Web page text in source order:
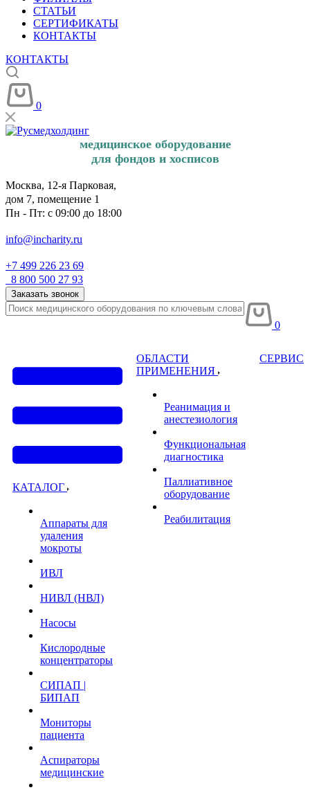
СТАТЬИ
СЕРТИФИКАТЫ
КОНТАКТЫ
КОНТАКТЫ
0
медицинское оборудование
для фондов и хосписов
Москва, 12-я Парковая,
дом 7, помещение 1
Пн - Пт: с 09:00 до 18:00
info@incharity.ru
+7 499 226 23 69
8 800 500 27 93
Заказать звонок
0
КАТАЛОГ
Аппараты для
удаления
мокроты
ИВЛ
НИВЛ (НВЛ)
Насосы
Кислородные
концентраторы
СИПАП |
БИПАП
Мониторы
пациента
Аспираторы
медицинские
ОБЛАСТИ
ПРИМЕНЕНИЯ
Реанимация и
анестезиология
Функциональная
диагностика
Паллиативное
оборудование
Реабилитация
СЕРВИС